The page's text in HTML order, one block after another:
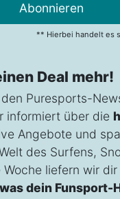
Abonnieren
** Hierbei handelt es
Deal mehr!
Puresports-
informiert über die
Angebote und
des Surfens,
Woche liefern wir
was dein Funsport-